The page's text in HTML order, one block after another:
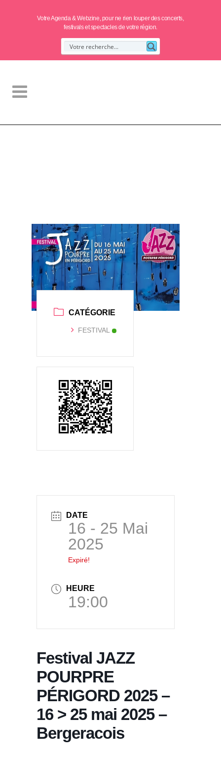
Votre Agenda & Webzine, pour ne rien louper des concerts,
festivals et spectacles de votre région.
CATÉGORIE
FESTIVAL
DATE
16 - 25 Mai
2025
Expiré!
HEURE
19:00
Festival JAZZ
POURPRE
PÉRIGORD 2025 –
16 > 25 mai 2025 –
Bergeracois